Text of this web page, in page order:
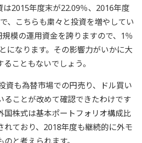
は2015年度末が22.09％、2016年度
、こちらも粛々と投資を増やしてい
規模の運用資金を誇りますので、1％
になります。その影響力がいかに大
こともないでしょう。
資も為替市場での円売り、ドル買い
ることが改めて確認できたわけです
国株式は基本ポートフォリオ構成比
れており、2018年度も継続的に外モ